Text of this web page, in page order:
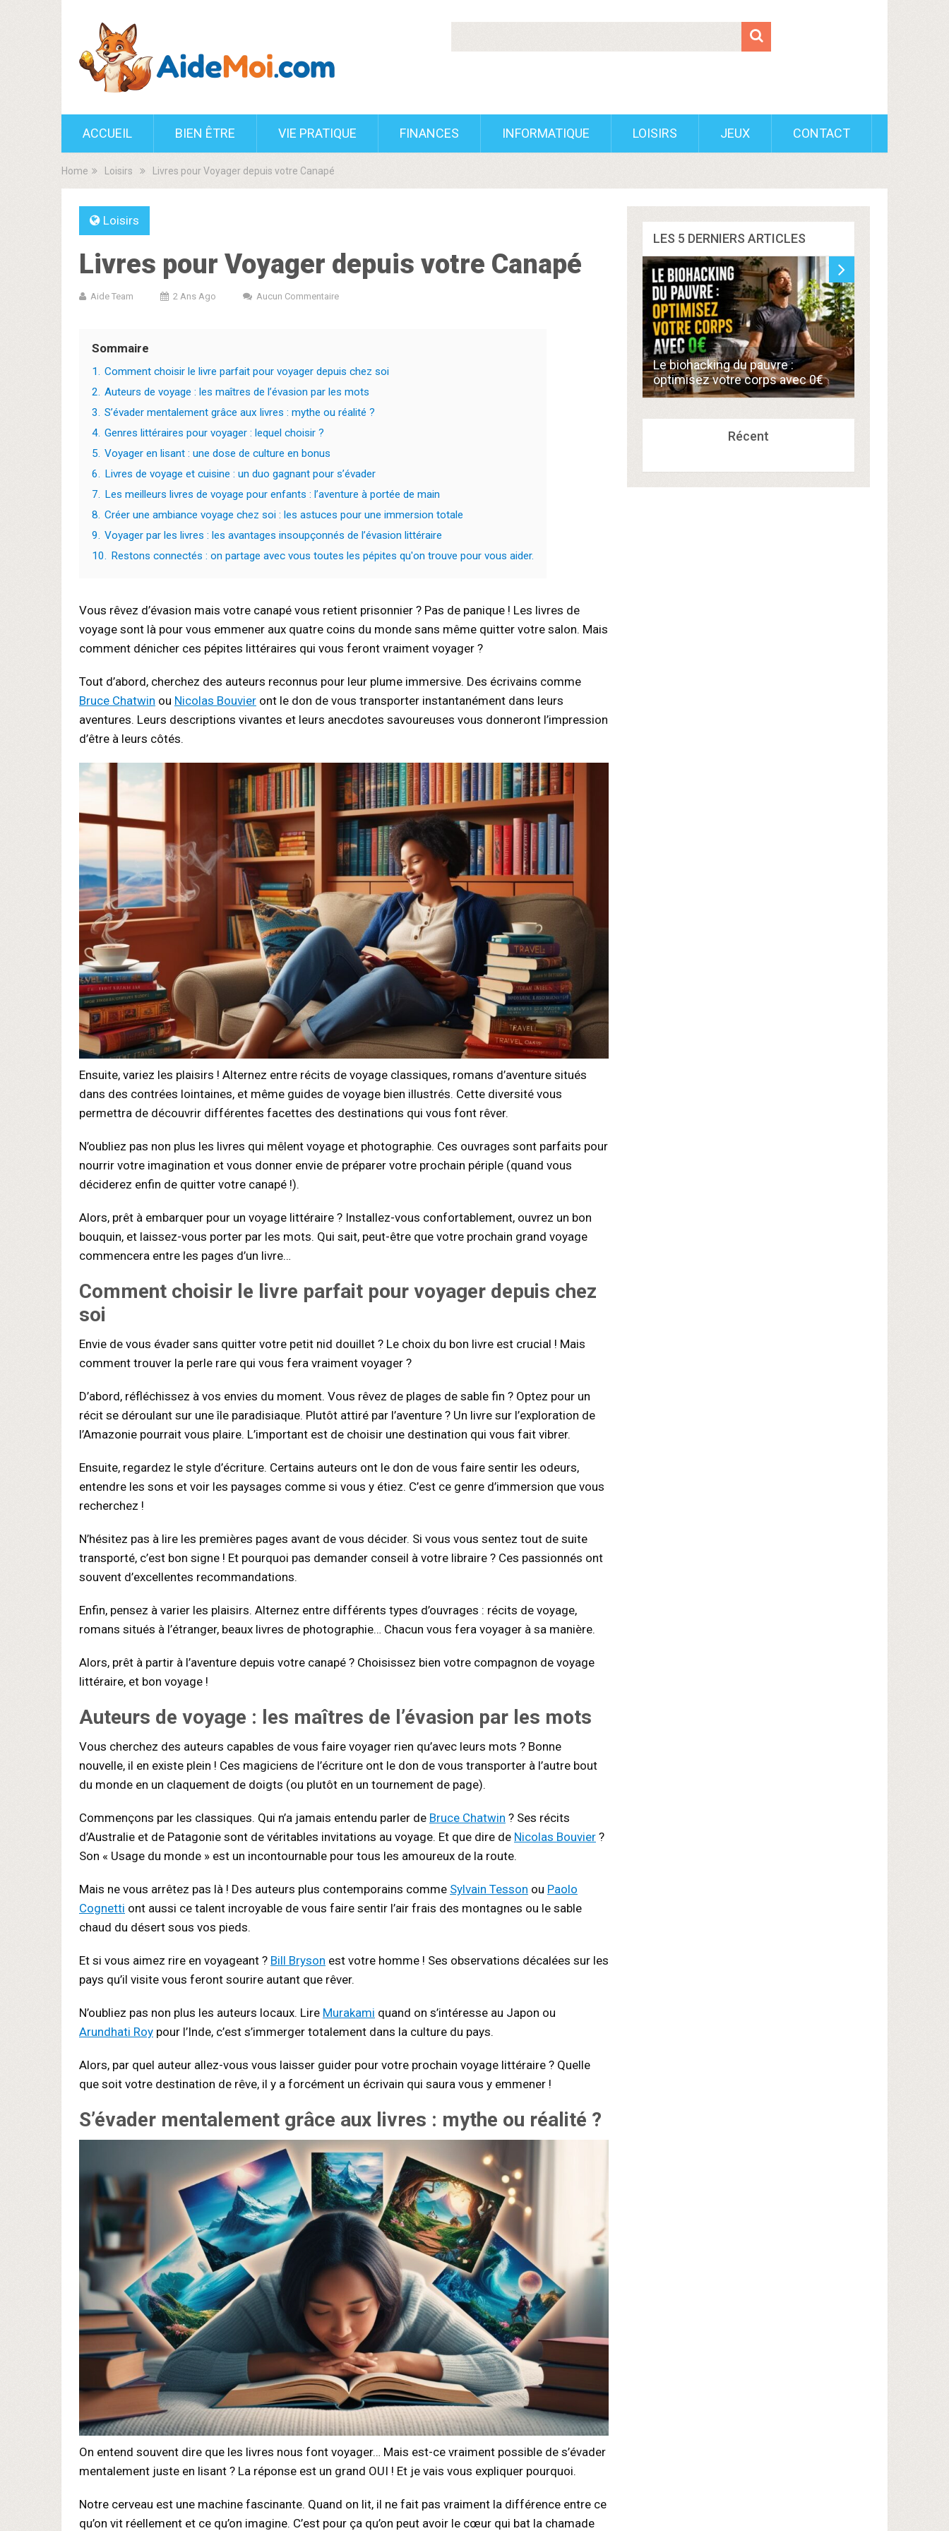
ACCUEIL BIEN ÊTRE VIE PRATIQUE FINANCES INFORMATIQUE LOISIRS JEUX CONTACT
Home Loisirs Livres pour Voyager depuis votre Canapé
Loisirs
Livres pour Voyager depuis votre Canapé
Aide Team 2 Ans Ago Aucun Commentaire
Sommaire
1. Comment choisir le livre parfait pour voyager depuis chez soi
2. Auteurs de voyage : les maîtres de l’évasion par les mots
3. S’évader mentalement grâce aux livres : mythe ou réalité ?
4. Genres littéraires pour voyager : lequel choisir ?
5. Voyager en lisant : une dose de culture en bonus
6. Livres de voyage et cuisine : un duo gagnant pour s’évader
7. Les meilleurs livres de voyage pour enfants : l’aventure à portée de main
8. Créer une ambiance voyage chez soi : les astuces pour une immersion totale
9. Voyager par les livres : les avantages insoupçonnés de l’évasion littéraire
10. Restons connectés : on partage avec vous toutes les pépites qu'on trouve pour vous aider.
Vous rêvez d’évasion mais votre canapé vous retient prisonnier ? Pas de panique ! Les livres de
voyage sont là pour vous emmener aux quatre coins du monde sans même quitter votre salon. Mais
comment dénicher ces pépites littéraires qui vous feront vraiment voyager ?
Tout d’abord, cherchez des auteurs reconnus pour leur plume immersive. Des écrivains comme
Bruce Chatwin ou Nicolas Bouvier ont le don de vous transporter instantanément dans leurs
aventures. Leurs descriptions vivantes et leurs anecdotes savoureuses vous donneront l’impression
d’être à leurs côtés.
Ensuite, variez les plaisirs ! Alternez entre récits de voyage classiques, romans d’aventure situés
dans des contrées lointaines, et même guides de voyage bien illustrés. Cette diversité vous
permettra de découvrir différentes facettes des destinations qui vous font rêver.
N’oubliez pas non plus les livres qui mêlent voyage et photographie. Ces ouvrages sont parfaits pour
nourrir votre imagination et vous donner envie de préparer votre prochain périple (quand vous
déciderez enfin de quitter votre canapé !).
Alors, prêt à embarquer pour un voyage littéraire ? Installez-vous confortablement, ouvrez un bon
bouquin, et laissez-vous porter par les mots. Qui sait, peut-être que votre prochain grand voyage
commencera entre les pages d’un livre…
Comment choisir le livre parfait pour voyager depuis chez
soi
Envie de vous évader sans quitter votre petit nid douillet ? Le choix du bon livre est crucial ! Mais
comment trouver la perle rare qui vous fera vraiment voyager ?
D’abord, réfléchissez à vos envies du moment. Vous rêvez de plages de sable fin ? Optez pour un
récit se déroulant sur une île paradisiaque. Plutôt attiré par l’aventure ? Un livre sur l’exploration de
l’Amazonie pourrait vous plaire. L’important est de choisir une destination qui vous fait vibrer.
Ensuite, regardez le style d’écriture. Certains auteurs ont le don de vous faire sentir les odeurs,
entendre les sons et voir les paysages comme si vous y étiez. C’est ce genre d’immersion que vous
recherchez !
N’hésitez pas à lire les premières pages avant de vous décider. Si vous vous sentez tout de suite
transporté, c’est bon signe ! Et pourquoi pas demander conseil à votre libraire ? Ces passionnés ont
souvent d’excellentes recommandations.
Enfin, pensez à varier les plaisirs. Alternez entre différents types d’ouvrages : récits de voyage,
romans situés à l’étranger, beaux livres de photographie… Chacun vous fera voyager à sa manière.
Alors, prêt à partir à l’aventure depuis votre canapé ? Choisissez bien votre compagnon de voyage
littéraire, et bon voyage !
Auteurs de voyage : les maîtres de l’évasion par les mots
Vous cherchez des auteurs capables de vous faire voyager rien qu’avec leurs mots ? Bonne
nouvelle, il en existe plein ! Ces magiciens de l’écriture ont le don de vous transporter à l’autre bout
du monde en un claquement de doigts (ou plutôt en un tournement de page).
Commençons par les classiques. Qui n’a jamais entendu parler de Bruce Chatwin ? Ses récits
d’Australie et de Patagonie sont de véritables invitations au voyage. Et que dire de Nicolas Bouvier ?
Son « Usage du monde » est un incontournable pour tous les amoureux de la route.
Mais ne vous arrêtez pas là ! Des auteurs plus contemporains comme Sylvain Tesson ou Paolo
Cognetti ont aussi ce talent incroyable de vous faire sentir l’air frais des montagnes ou le sable
chaud du désert sous vos pieds.
Et si vous aimez rire en voyageant ? Bill Bryson est votre homme ! Ses observations décalées sur les
pays qu’il visite vous feront sourire autant que rêver.
N’oubliez pas non plus les auteurs locaux. Lire Murakami quand on s’intéresse au Japon ou
Arundhati Roy pour l’Inde, c’est s’immerger totalement dans la culture du pays.
Alors, par quel auteur allez-vous vous laisser guider pour votre prochain voyage littéraire ? Quelle
que soit votre destination de rêve, il y a forcément un écrivain qui saura vous y emmener !
S’évader mentalement grâce aux livres : mythe ou réalité ?
On entend souvent dire que les livres nous font voyager… Mais est-ce vraiment possible de s’évader
mentalement juste en lisant ? La réponse est un grand OUI ! Et je vais vous expliquer pourquoi.
Notre cerveau est une machine fascinante. Quand on lit, il ne fait pas vraiment la différence entre ce
qu’on vit réellement et ce qu’on imagine. C’est pour ça qu’on peut avoir le cœur qui bat la chamade
LES 5 DERNIERS ARTICLES
Le biohacking du pauvre :
optimisez votre corps avec 0€
Récent